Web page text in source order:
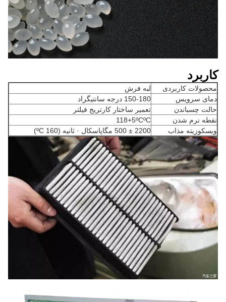
کاربرد
محصولات کاربردی
لبه فرش
دمای سرویس
150-180 درجه سانتیگراد
حالت چسباندن
تعمیر ساختار کارتریج فیلتر
نقطه نرم شدن
118+5ºCºC
ویسکوزیته مذاب
2200 ± 500 مگاپاسکال · ثانیه (160 ºC)